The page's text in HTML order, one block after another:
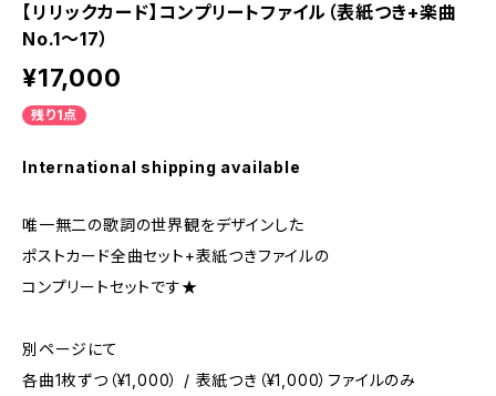
【リリックカード】コンプリートファイル（表紙つき+楽曲
No.1〜17）
¥17,000
残り1点
International shipping available
唯一無二の歌詞の世界観をデザインした
ポストカード全曲セット+表紙つきファイルの
コンプリートセットです★
別ページにて
各曲1枚ずつ（¥1,000） / 表紙つき（¥1,000）ファイルのみ